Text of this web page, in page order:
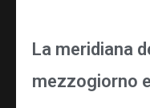
La meridiana
mezzogiorno